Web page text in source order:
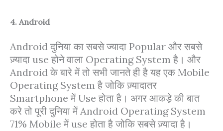
4. Android
Android दुनिया का सबसे ज्यादा Popular और सबसे
ज़्यादा use होने वाला Operating System है। और
Android के बारे में तो सभी जानते ही है यह एक Mobile
Operating System है जोकि ज़्यादातर
Smartphone में Use होता है। अगर आकड़े की बात
करे तो पूरी दुनिया में Android Operating System
71% Mobile में use होता है जोकि सबसे ज़्यादा है।